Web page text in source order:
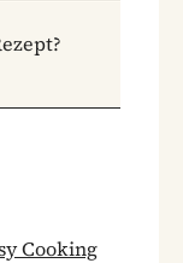
Cooking